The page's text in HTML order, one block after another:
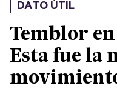
DATO ÚTIL
Temblor
Esta fue la